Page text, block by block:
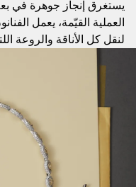
يستغرق إنجاز جوهرة في
العملية القيّمة، يعمل
لنقل كل الأناقة والروعة